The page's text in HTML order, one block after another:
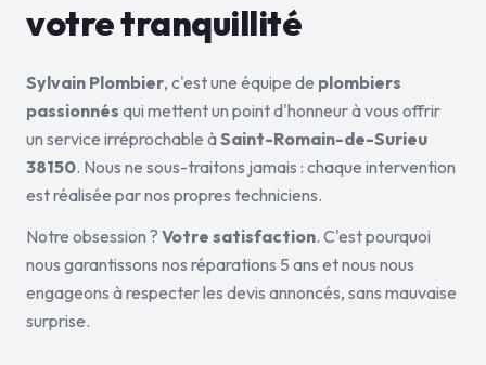
votre tranquillité
Sylvain Plombier, c'est une équipe de plombiers
passionnés qui mettent un point d'honneur à vous offrir
un service irréprochable àSaint-Romain-de-Surieu
38150. Nous ne sous-traitons jamais : chaque intervention
est réalisée par nos propres techniciens.
Notre obsession ? Votre satisfaction. C'est pourquoi
nous garantissons nos réparations 5 ans et nous nous
engageons à respecter les devis annoncés, sans mauvaise
surprise.